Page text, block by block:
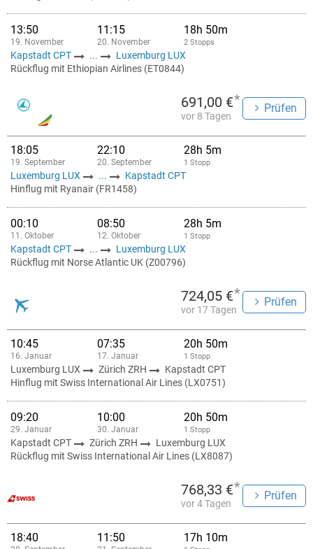
13:50
19. November
11:15
20. November
18h 50m
2 Stopps
Kapstadt CPT ...
Luxemburg LUX
Rückflug mit Ethiopian Airlines (ET0844)
691,00 €*
vor 8 Tagen
Prüfen
18:05
19. September
22:10
20. September
28h 5m
1 Stopp
Luxemburg LUX ...
Kapstadt CPT
Hinflug mit Ryanair (FR1458)
00:10
11. Oktober
08:50
12. Oktober
28h 5m
1 Stopp
Kapstadt CPT ...
Luxemburg LUX
Rückflug mit Norse Atlantic UK (Z00796)
724,05 €*
vor 17 Tagen
Prüfen
10:45
16. Januar
07:35
17. Januar
20h 50m
1 Stopp
Luxemburg LUX Zürich ZRH
Kapstadt CPT
Hinflug mit Swiss International Air Lines (LX0751)
09:20
29. Januar
10:00
30. Januar
20h 50m
1 Stopp
Kapstadt CPT Zürich ZRH
Luxemburg LUX
Rückflug mit Swiss International Air Lines (LX8087)
768,33 €*
vor 4 Tagen
Prüfen
18:40 11:50 17h 10m